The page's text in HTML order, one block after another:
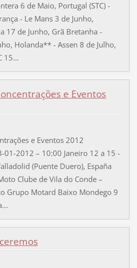
6 de Maio, Portugal (STC) -
- Le Mans 3 de Junho,
17 de Junho, Grã Bretanha -
Holanda** - Assen 8 de Julho,
15...
e Eventos
e Eventos 2012
01-2012 – 10:00 Janeiro 12 a 15 -
(Puente Duero), España
Clube de Vila do Conde –
Grupo Motard Baixo Mondego 9